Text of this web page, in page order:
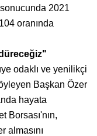
2021
oranında
odaklı ve yenilikçi
Başkan Özer
hayata
Borsası'nın,
almasını